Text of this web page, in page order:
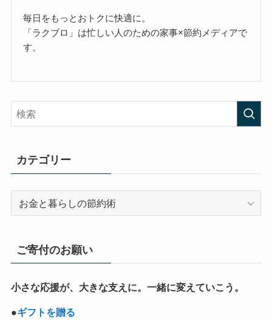
毎日をもっとおトクに快適に。
「ラクブロ」は忙しい人のための家事×節約メディアで
す。
カテゴリー
ー
ご寄付のお願い
小さな応援が、大きな支えに。一緒に変えていこう。
●ギフトを贈る